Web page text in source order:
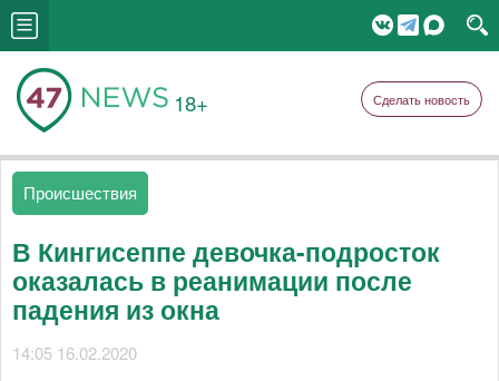
18+ Сделать новость
Происшествия
В Кингисеппе девочка-подросток
оказалась в реанимации после
падения из окна
14:05 16.02.2020